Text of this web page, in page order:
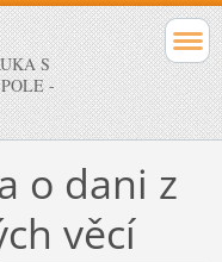
S
-
o dani z
věcí